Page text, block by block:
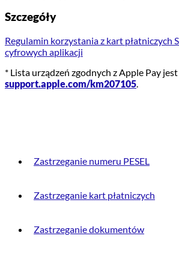
Szczegóły
Regulamin korzystania z kart płatniczych
cyfrowych aplikacji
* Lista urządzeń zgodnych z Apple Pay
support.apple.com/km207105
Zastrzeganie numeru PESEL
Zastrzeganie kart płatniczych
Zastrzeganie dokumentów